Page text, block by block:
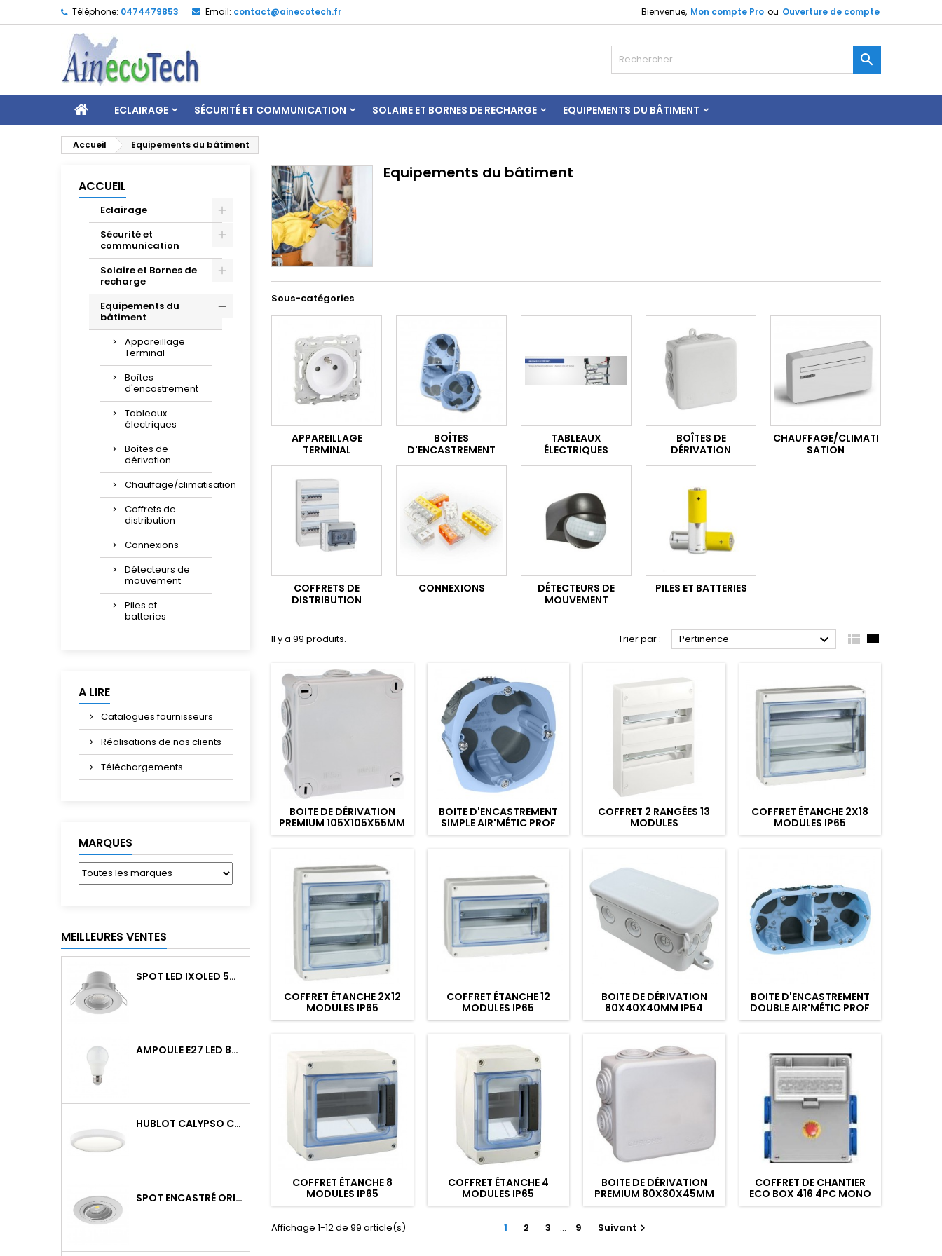
Téléphone: 0474479853 Email: contact@ainecotech.fr Bienvenue, Mon compte Pro ou Ouverture de compte

ECLAIRAGE SÉCURITÉ ET COMMUNICATION SOLAIRE ET BORNES DE RECHARGE EQUIPEMENTS DU BÂTIMENT
Accueil Equipements du bâtiment
ACCUEIL
Eclairage
Sécurité et
communication
Solaire et Bornes de
recharge
Equipements du
bâtiment
Appareillage
Terminal
Boîtes
d'encastrement
Tableaux
électriques
Boîtes de
dérivation
Chauffage/climatisation
Coffrets de
distribution
Connexions
Détecteurs de
mouvement
Piles et
batteries
A LIRE
Catalogues fournisseurs
Réalisations de nos clients
Téléchargements
MARQUES
MEILLEURES VENTES
SPOT LED IXOLED 5W ORIENTABLE CCT DIMMABLE 600LM IP65 BLANC BBC
AMPOULE E27 LED 8W RAPID PRO V2 4000K 810LM
HUBLOT CALYPSO CCT 9-18W 2000LM ON/OFF IK10 BLANC
SPOT ENCASTRÉ ORIENTABLE WATTO GU10 AUTO BLANC
Equipements du bâtiment
Sous-catégories
APPAREILLAGE
TERMINAL
BOÎTES
D'ENCASTREMENT
TABLEAUX
ÉLECTRIQUES
BOÎTES DE
DÉRIVATION
CHAUFFAGE/CLIMATI
SATION
COFFRETS DE
DISTRIBUTION
CONNEXIONS
DÉTECTEURS DE
MOUVEMENT
PILES ET BATTERIES
Il y a 99 produits. Trier par : Pertinence   
BOITE DE DÉRIVATION
PREMIUM 105X105X55MM
1/4T IP55
BOITE D'ENCASTREMENT
SIMPLE AIR'MÉTIC PROF
40
COFFRET 2 RANGÉES 13
MODULES
COFFRET ÉTANCHE 2X18
MODULES IP65
COFFRET ÉTANCHE 2X12
MODULES IP65
COFFRET ÉTANCHE 12
MODULES IP65
BOITE DE DÉRIVATION
80X40X40MM IP54
BOITE D'ENCASTREMENT
DOUBLE AIR'MÉTIC PROF
40
COFFRET ÉTANCHE 8
MODULES IP65
COFFRET ÉTANCHE 4
MODULES IP65
BOITE DE DÉRIVATION
PREMIUM 80X80X45MM
IP55
COFFRET DE CHANTIER
ECO BOX 416 4PC MONO
2DISJ.
Affichage 1-12 de 99 article(s) 1 2 3 … 9 Suivant 